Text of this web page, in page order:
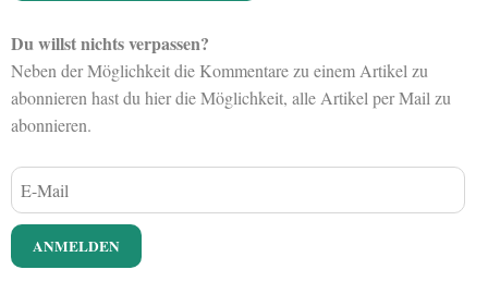
Du willst nichts verpassen?
Neben der Möglichkeit die Kommentare zu einem Artikel zu
abonnieren hast du hier die Möglichkeit, alle Artikel per Mail zu
abonnieren.